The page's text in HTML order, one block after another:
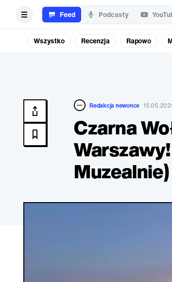
Feed Podcasty
Wszystko Recenzja Rapowo
Redakcja newonce
Czarna
Muzealnie)